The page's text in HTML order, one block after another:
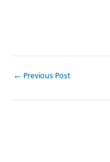
← Previous Post